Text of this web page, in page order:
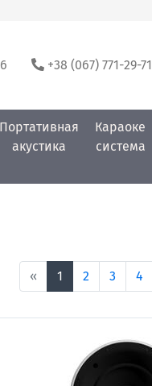
+38 (067) 771-29-71
Портативная
акустика
Караоке
система
«
1 2 3 4